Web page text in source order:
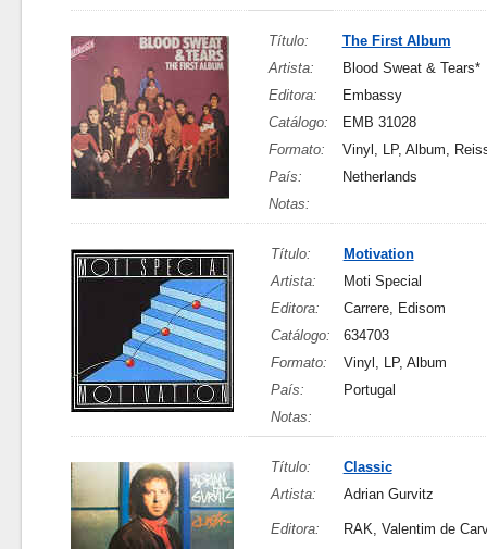
Título:
The First Album
Artista:
Blood Sweat & Tears*
Editora:
Embassy
Catálogo:
EMB 31028
Formato:
Vinyl, LP, Album,
País:
Netherlands
Notas:
Título:
Motivation
Artista:
Moti Special
Editora:
Carrere, Edisom
Catálogo:
634703
Formato:
Vinyl, LP, Album
País:
Portugal
Notas:
Título:
Classic
Artista:
Adrian Gurvitz
Editora: RAK, Valentim de